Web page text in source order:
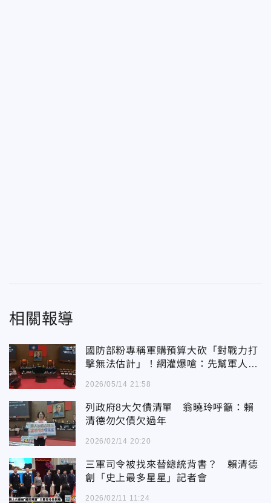
相關報導
國防部粉專稱軍購預算大砍「對戰力打
擊無法估計」！網灌爆嗆：先幫軍人加
2026/05/14 21:58
列政府8大欠債清單 翁曉玲呼籲：賴
清德勿欠債欠過年
2026/02/14 20:20
三軍司令被找來替總統背書？ 賴清德
創「史上最多星星」記者會
2026/02/11 11:24